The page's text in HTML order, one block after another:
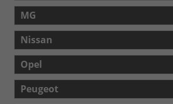
MG
Nissan
Opel
Peugeot